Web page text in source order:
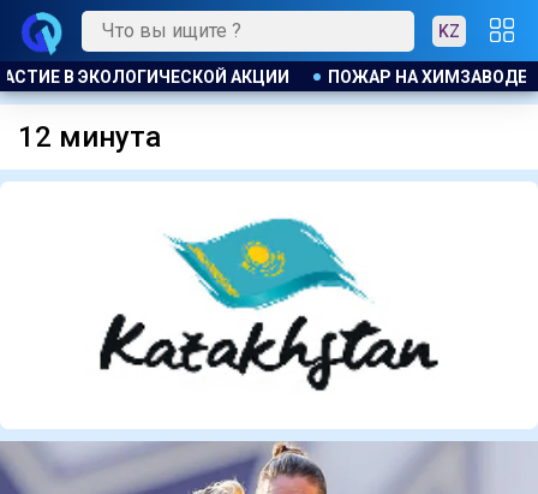
KZ
АКЦИИ ПОЖАР НА ХИМЗАВОДЕ
12 минута